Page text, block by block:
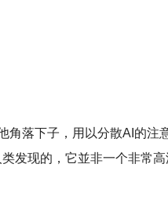
落下子，用以分散AI的
发现的，它並非一个非常